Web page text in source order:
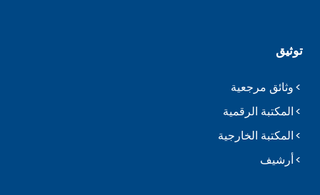
توثيق
وثائق مرجعية
المكتبة الرقمية
المكتبة الخارجية
أرشيف